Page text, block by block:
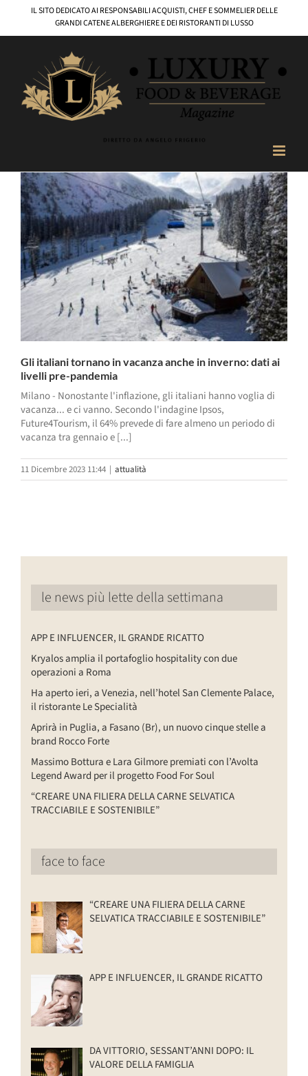
contenuto
IL SITO DEDICATO AI RESPONSABILI ACQUISTI, CHEF E SOMMELIER DELLE
GRANDI CATENE ALBERGHIERE E DEI RISTORANTI DI LUSSO
Gli italiani tornano in vacanza anche in inverno: dati ai
livelli pre-pandemia
Milano - Nonostante l'inflazione, gli italiani hanno voglia di
vacanza... e ci vanno. Secondo l'indagine Ipsos,
Future4Tourism, il 64% prevede di fare almeno un periodo di
vacanza tra gennaio e [...]
11 Dicembre 2023 11:44 | attualità
le news più lette della settimana
APP E INFLUENCER, IL GRANDE RICATTO
Kryalos amplia il portafoglio hospitality con due
operazioni a Roma
Ha aperto ieri, a Venezia, nell’hotel San Clemente Palace,
il ristorante Le Specialità
Aprirà in Puglia, a Fasano (Br), un nuovo cinque stelle a
brand Rocco Forte
Massimo Bottura e Lara Gilmore premiati con l’Avolta
Legend Award per il progetto Food For Soul
“CREARE UNA FILIERA DELLA CARNE SELVATICA
TRACCIABILE E SOSTENIBILE”
face to face
“CREARE UNA FILIERA DELLA CARNE
SELVATICA TRACCIABILE E SOSTENIBILE”
APP E INFLUENCER, IL GRANDE RICATTO
DA VITTORIO, SESSANT’ANNI DOPO: IL
VALORE DELLA FAMIGLIA